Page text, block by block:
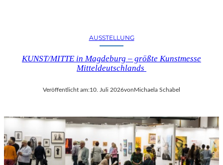
AUSSTELLUNG
KUNST/MITTE in Magdeburg – größte Kunstmesse
Mitteldeutschlands
Veröffentlicht am:10. Juli 2026vonMichaela Schabel